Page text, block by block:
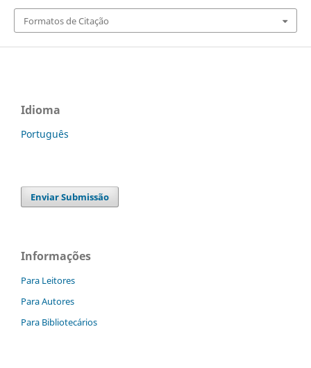
Formatos de Citação
Idioma
Português
Enviar Submissão
Informações
Para Leitores
Para Autores
Para Bibliotecários